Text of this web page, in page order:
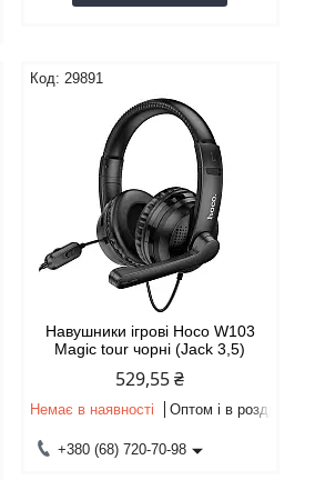
29891
Навушники ігрові Hoco W103
Magic tour чорні (Jack 3,5)
529,55 ₴
Немає в наявності Оптом і в роздріб
+380 (68) 720-70-98